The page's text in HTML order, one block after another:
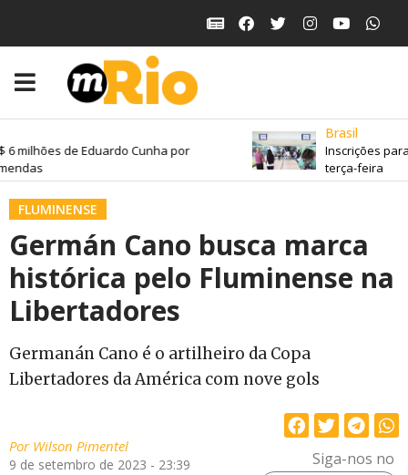
milhões de Eduardo Cunha por
Brasil
Inscrições para
terça-feira
FLUMINENSE
Germán Cano busca marca
histórica pelo Fluminense na
Libertadores
Germanán Cano é o artilheiro da Copa
Libertadores da América com nove gols
PorWilson Pimentel
9 de setembro de 2023 - 23:39 Siga-nos no